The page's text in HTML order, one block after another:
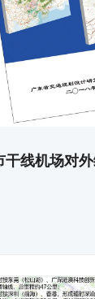
干线机场对